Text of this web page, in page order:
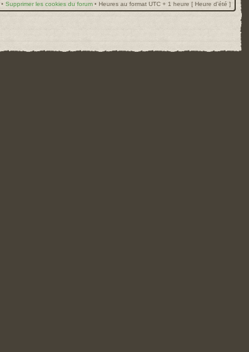
• Supprimer les cookies du forum • Heures au format UTC + 1 heure [ Heure d’été ]